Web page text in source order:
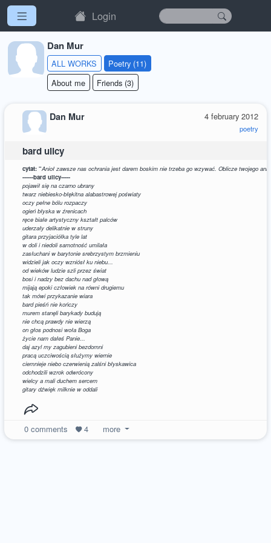
Login
Dan Mur
ALL WORKS
Poetry (11)
About me
Friends (3)
4 february 2012
poetry
Dan Mur
bard ulicy
cytat: "Anioł zawsze nas ochrania jest darem boskim nie trzeba go wzywać. Oblicze twojego
------bard ulicy-----
pojawił się na czarno ubrany
twarz niebiesko-błękitna alabastrowej poświaty
oczy pełne bólu rozpaczy
ogień błyska w źrenicach
ręce białe artystyczny kształt palców
uderzały delikatnie w struny
gitara przyjaciółka tyle lat
w doli i niedoli samotność umilała
zasłuchani w barytonie srebrzystym brzmieniu
widzieli jak oczy wzniósł ku niebu...
od wieków ludzie szli przez świat
bosi i nadzy bez dachu nad głową
mijają epoki człowiek na równi drugiemu
tak mówi przykazanie wiara
bard pieśń nie kończy
murem stanęli barykady budują
nie chcą prawdy nie wierzą
on głos podnosi woła Boga
życie nam dałeś Panie...
daj azyl my zagubieni bezdomni
pracą uczciwością służymy wiernie
ciemnieje niebo czerwienią zalśni błyskawica
odchodzili wzrok odwrócony
wielcy a mali duchem sercem
gitary dźwięk milknie w oddali
0comments 4 more